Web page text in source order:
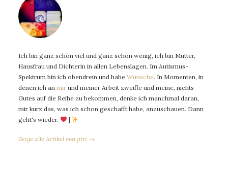
Ich bin ganz schön viel und ganz schön wenig, ich bin Mutter,
Hausfrau und Dichterin in allen Lebenslagen. Im Autismus-
Spektrum bin ich obendrein und habe Wünsche. In Momenten, in
denen ich an mir und meiner Arbeit zweifle und meine, nichts
Gutes auf die Reihe zu bekommen, denke ich manchmal daran,
mir kurz das, was ich schon geschafft habe, anzuschauen. Dann
geht's wieder.
|
Zeige alle Artikel von piri →